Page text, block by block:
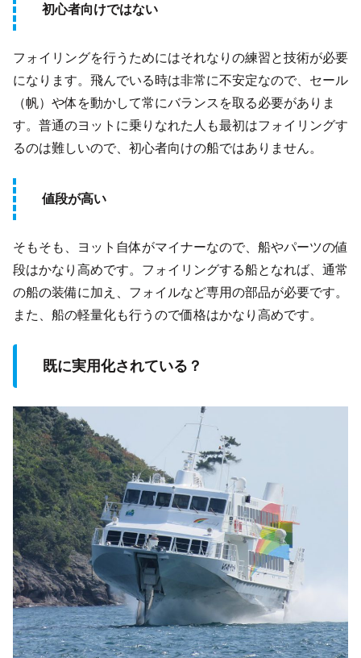
初心者向けではない
フォイリングを行うためにはそれなりの練習と技術が必要
になります。飛んでいる時は非常に不安定なので、セール
（帆）や体を動かして常にバランスを取る必要がありま
す。普通のヨットに乗りなれた人も最初はフォイリングす
るのは難しいので、初心者向けの船ではありません。
値段が高い
そもそも、ヨット自体がマイナーなので、船やパーツの値
段はかなり高めです。フォイリングする船となれば、通常
の船の装備に加え、フォイルなど専用の部品が必要です。
また、船の軽量化も行うので価格はかなり高めです。
既に実用化されている？